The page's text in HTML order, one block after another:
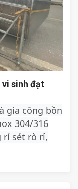
vi sinh đạt
gia công bồn
304/316
rỉ sét rò rỉ,